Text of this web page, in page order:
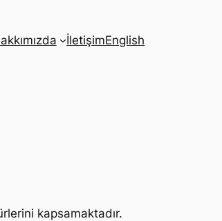
İletişimEnglish
kapsamaktadır.